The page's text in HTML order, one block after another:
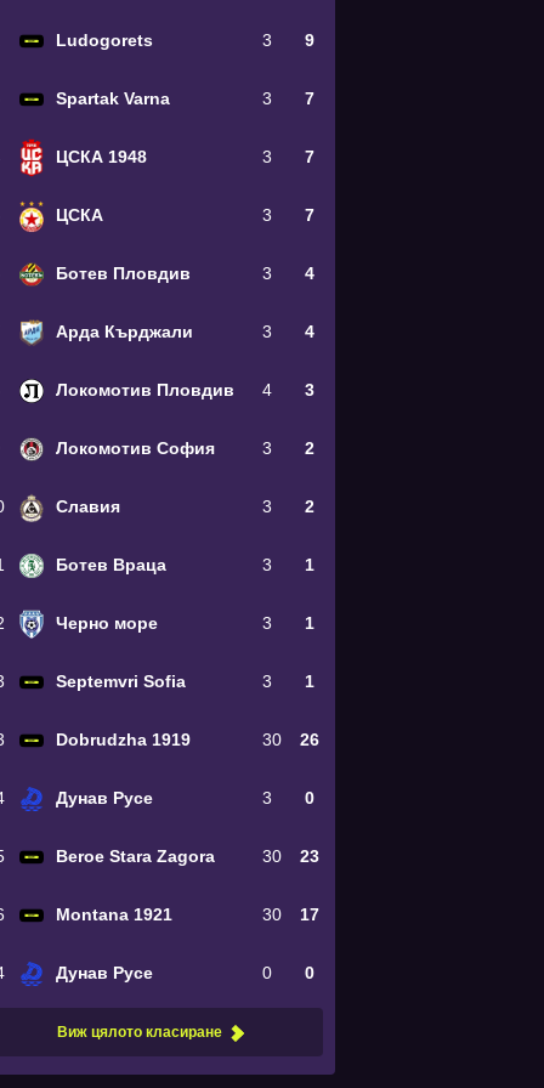
Ludogorets 3 9
Spartak Varna 3 7
ЦСКА 1948 3 7
ЦСКА 3 7
Ботев Пловдив 3 4
Арда Кърджали 3 4
Локомотив Пловдив 4 3
Локомотив София 3 2
Славия 3 2
Ботев Враца 3 1
Черно море 3 1
Septemvri Sofia 3 1
Dobrudzha 1919 30 26
Дунав Русе 3 0
Beroe Stara Zagora 30 23
Montana 1921 30 17
Дунав Русе 0 0
Виж цялото класиране